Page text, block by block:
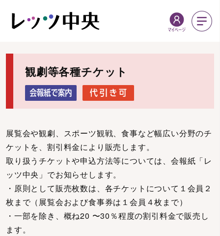
観劇等各種チケット
展覧会や観劇、スポーツ観戦、食事など幅広い分野のチ
ケットを、割引料金により販売します。
取り扱うチケットや申込方法等については、会報紙「レ
ッツ中央」でお知らせします。
・原則として販売枚数は、各チケットについて１会員２
枚まで（展覧会および食事券は１会員４枚まで）
・一部を除き、概ね20 〜30％程度の割引料金で販売し
ます。